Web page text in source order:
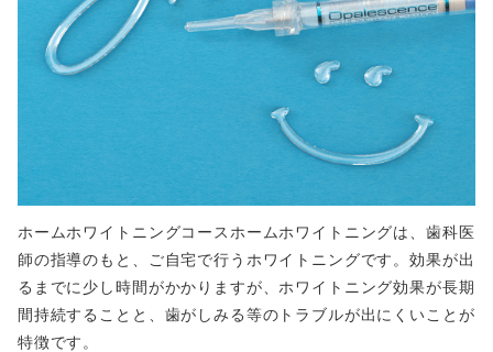
ホームホワイトニングコースホームホワイトニングは、歯科医
師の指導のもと、ご自宅で行うホワイトニングです。効果が出
るまでに少し時間がかかりますが、ホワイトニング効果が長期
間持続することと、歯がしみる等のトラブルが出にくいことが
特徴です。